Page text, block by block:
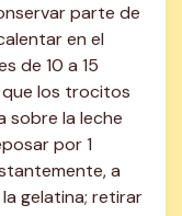
parte de
en el
de 10 a 15
los trocitos
sobre la leche
por 1
a
gelatina; retirar